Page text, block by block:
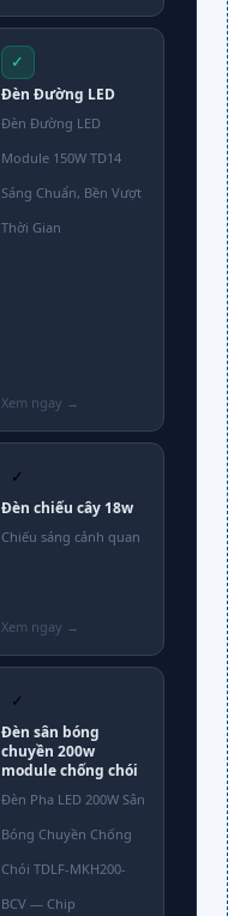
✓
Đèn Đường LED
Đèn Đường LED
Module 150W TD14
Sáng Chuẩn, Bền Vượt
Thời Gian
✓
Đèn chiếu cây 18w
Chiếu sáng cảnh quan
✓
Đèn sân bóng
chuyền 200w
module chống chói
Đèn Pha LED 200W Sân
Bóng Chuyền Chống
Chói TDLF-MKH200-
BCV — Chip